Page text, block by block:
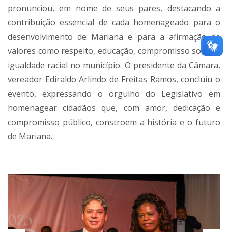
pronunciou, em nome de seus pares, destacando a
contribuição essencial de cada homenageado para o
desenvolvimento de Mariana e para a afirmação de
valores como respeito, educação, compromisso social e
igualdade racial no município. O presidente da Câmara,
vereador Ediraldo Arlindo de Freitas Ramos, concluiu o
evento, expressando o orgulho do Legislativo em
homenagear cidadãos que, com amor, dedicação e
compromisso público, constroem a história e o futuro
de Mariana.